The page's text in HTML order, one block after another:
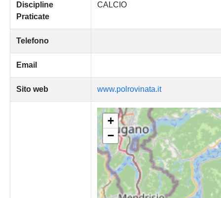
Discipline
Praticate
CALCIO
Telefono
Email
Sito web www.polrovinata.it
+
−